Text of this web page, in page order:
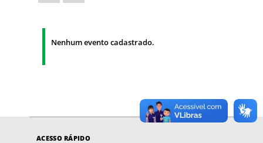
Nenhum evento cadastrado.
ACESSO RÁPIDO